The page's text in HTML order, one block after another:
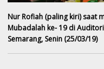
Nur Rofiah (paling kiri) saat
Mubadalah ke- 19 di
Semarang, Senin (25/03/19)